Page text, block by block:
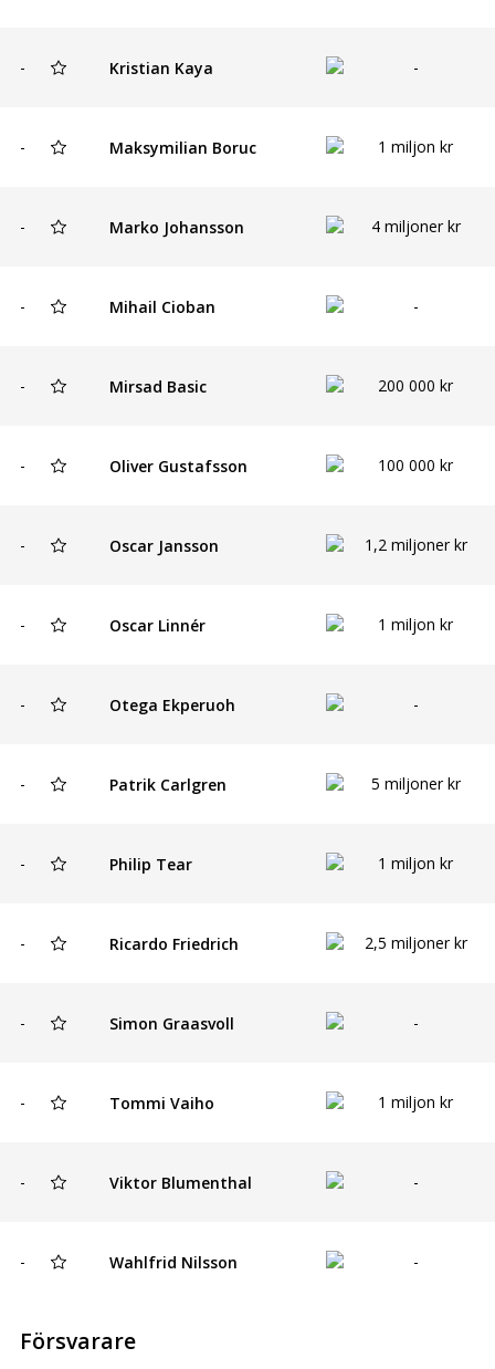
- Kristian Kaya -
- Maksymilian Boruc 1 miljon kr
- Marko Johansson 4 miljoner kr
- Mihail Cioban -
- Mirsad Basic 200 000 kr
- Oliver Gustafsson 100 000 kr
- Oscar Jansson 1,2 miljoner kr
- Oscar Linnér 1 miljon kr
- Otega Ekperuoh -
- Patrik Carlgren 5 miljoner kr
- Philip Tear 1 miljon kr
- Ricardo Friedrich 2,5 miljoner kr
- Simon Graasvoll -
- Tommi Vaiho 1 miljon kr
- Viktor Blumenthal -
- Wahlfrid Nilsson -
Försvarare